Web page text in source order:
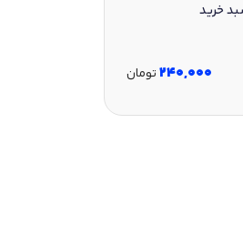
خرید
240,000تومان